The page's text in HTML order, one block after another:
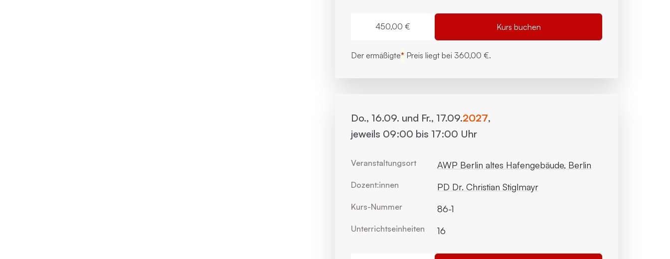
450,00 € Kurs buchen
Der ermäßigte* Preis liegt bei 360,00 €.
Do., 16.09. und Fr., 17.09.2027,
jeweils 09:00 bis 17:00 Uhr
Veranstaltungsort AWP Berlin altes Hafengebäude, Berlin
Dozent:innen PD Dr. Christian Stiglmayr
Kurs-Nummer 86-1
Unterrichts­einheiten 16